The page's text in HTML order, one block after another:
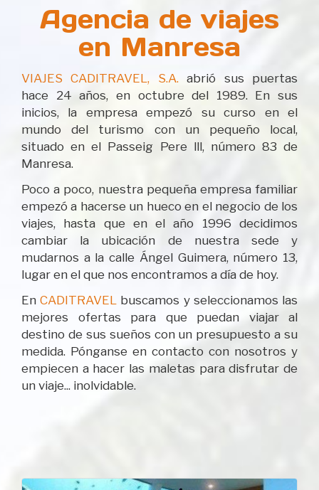
Agencia de viajes
en Manresa
VIAJES CADITRAVEL, S.A.abrió sus puertas
hace 24 años, en octubre del 1989. En sus
inicios, la empresa empezó su curso en el
mundo del turismo con un pequeño local,
situado en el Passeig Pere lll, número 83 de
Manresa.
Poco a poco, nuestra pequeña empresa familiar
empezó a hacerse un hueco en el negocio de los
viajes, hasta que en el año 1996 decidimos
cambiar la ubicación de nuestra sede y
mudarnos a la calle Ángel Guimera, número 13,
lugar en el que nos encontramos a día de hoy.
EnCADITRAVEL buscamos y seleccionamos las
mejores ofertas para que puedan viajar al
destino de sus sueños con un presupuesto a su
medida. Pónganse en contacto con nosotros y
empiecen a hacer las maletas para disfrutar de
un viaje... inolvidable.